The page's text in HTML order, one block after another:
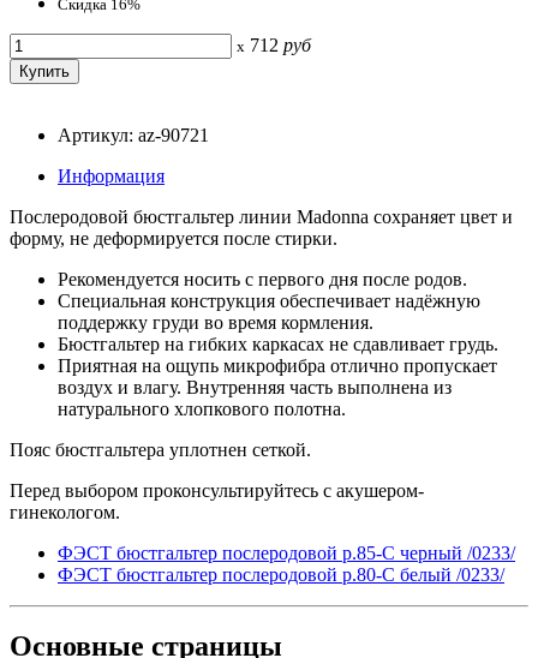
Скидка 16%
x 712 руб
Артикул: az-90721
Информация
Послеродовой бюстгальтер линии Madonna сохраняет цвет и
форму, не деформируется после стирки.
Рекомендуется носить с первого дня после родов.
Специальная конструкция обеспечивает надёжную
поддержку груди во время кормления.
Бюстгальтер на гибких каркасах не сдавливает грудь.
Приятная на ощупь микрофибра отлично пропускает
воздух и влагу. Внутренняя часть выполнена из
натурального хлопкового полотна.
Пояс бюстгальтера уплотнен сеткой.
Перед выбором проконсультируйтесь с акушером-
гинекологом.
ФЭСТ бюстгальтер послеродовой р.85-C черный /0233/
ФЭСТ бюстгальтер послеродовой р.80-C белый /0233/
Основные страницы